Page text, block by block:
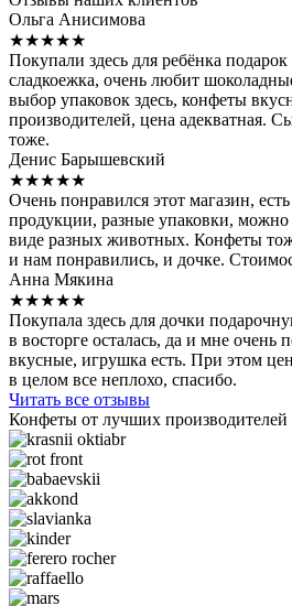
Ольга Анисимова
★★★★★
Покупали здесь для ребёнка
сладкоежка, очень любит
выбор упаковок здесь, конфеты
производителей, цена адекватная.
тоже.
Денис Барышевский
★★★★★
Очень понравился этот магазин,
продукции, разные упаковки, можно
виде разных животных. Конфеты
и нам понравились, и дочке.
Анна Мякина
★★★★★
Покупала здесь для дочки
в восторге осталась, да и мне очень
вкусные, игрушка есть. При этом
в целом все неплохо, спасибо.
Читать все отзывы
Конфеты от лучших производителей